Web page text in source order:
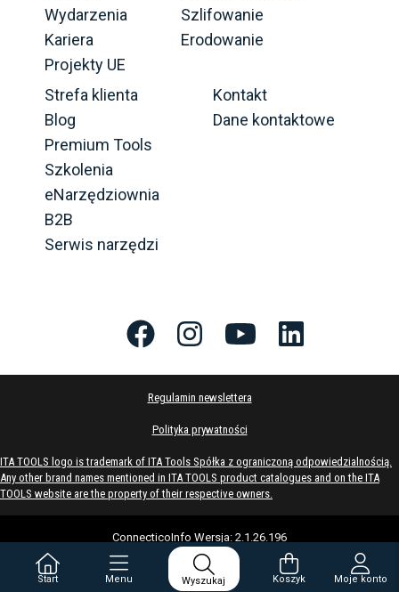
Wydarzenia
Kariera
Projekty UE
Szlifowanie
Erodowanie
Strefa klienta
Blog
Premium Tools
Szkolenia
eNarzędziownia
B2B
Serwis narzędzi
Kontakt
Dane kontaktowe
Regulamin newslettera
Polityka prywatności
ITA TOOLS logo is trademark of ITA Tools Spółka z ograniczoną odpowiedzialnością.
Any other brand names mentioned in ITA TOOLS product catalogues and on the ITA
TOOLS website are the property of their respective owners.
ConnecticoInfo Wersja: 2.1.26.196
Start Menu Wyszukaj Koszyk Moje konto